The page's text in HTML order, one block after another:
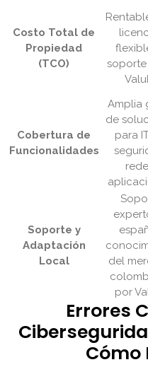
Costo Total de
Propiedad
(TCO)
Cobertura de
Funcionalidades
Amplia
de
para
Soporte y
Adaptación
Local
del
por
Errores
Cómo